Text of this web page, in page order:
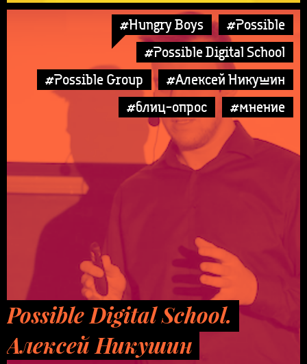
#Hungry Boys
#Possible
#Possible Digital School
#Possible Group
#Алексей Никушин
#блиц-опрос
#мнение
Possible Digital School.
Алексей Никушин